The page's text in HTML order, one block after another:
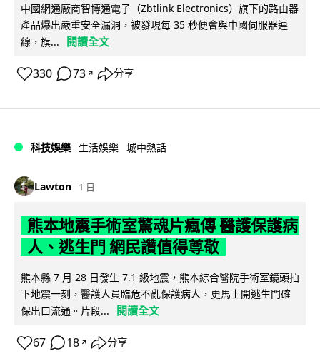
中國網通廠商智博通電子（Zbtlink Electronics）旗下的路由器
產品爆出嚴重安全漏洞，被發現每 35 秒便會與中國伺服器連
線，旗...
閱讀全文
330 73 ↗ 分享
科技娛樂 生活娛樂 城中熱話
Lawton 1 日
熊本地震手術室驚魂片瘋傳 醫護保護病
人、逃生門 網民讚值得尊敬
熊本縣 7 月 28 日發生 7.1 級地震，熊本綜合醫院手術室鏡頭拍
下地震一刻，醫護人員臨危不亂保護病人，更馬上開逃生門確
保出口流通。片段...
閱讀全文
67 18 ↗ 分享